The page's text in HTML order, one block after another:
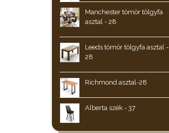
Manchester tömör tölgyfa
asztal - 28
Leeds tömör tölgyfa asztal -
28
Richmond asztal-28
Alberta szék - 37